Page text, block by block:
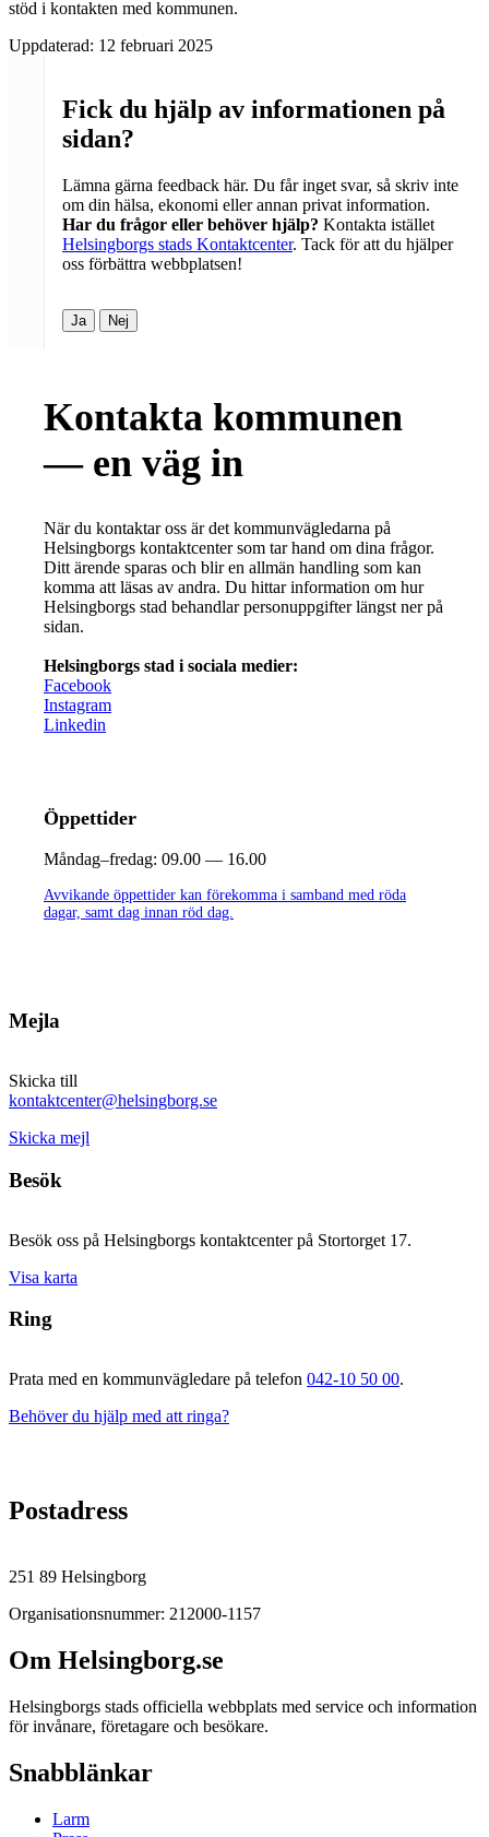
stöd i kontakten med kommunen.
Uppdaterad: 12 februari 2025
Fick du hjälp av informationen på
sidan?
Lämna gärna feedback här. Du får inget svar, så skriv inte
om din hälsa, ekonomi eller annan privat information.
Har du frågor eller behöver hjälp? Kontakta istället
Helsingborgs stads Kontaktcenter. Tack för att du hjälper
oss förbättra webbplatsen!
Ja Nej
Kontakta kommunen
— en väg in
När du kontaktar oss är det kommunvägledarna på
Helsingborgs kontaktcenter som tar hand om dina frågor.
Ditt ärende sparas och blir en allmän handling som kan
komma att läsas av andra. Du hittar information om hur
Helsingborgs stad behandlar personuppgifter längst ner på
sidan.
Helsingborgs stad i sociala medier:
Facebook
Instagram
Linkedin
Öppettider
Måndag–fredag: 09.00 — 16.00
Avvikande öppettider kan förekomma i samband med röda
dagar, samt dag innan röd dag.
Mejla
Skicka till
kontaktcenter@helsingborg.se
Skicka mejl
Besök
Besök oss på Helsingborgs kontaktcenter på Stortorget 17.
Visa karta
Ring
Prata med en kommunvägledare på telefon 042-10 50 00.
Behöver du hjälp med att ringa?
Postadress
251 89 Helsingborg
Organisationsnummer: 212000-1157
Om Helsingborg.se
Helsingborgs stads officiella webbplats med service och information
för invånare, företagare och besökare.
Snabblänkar
Larm